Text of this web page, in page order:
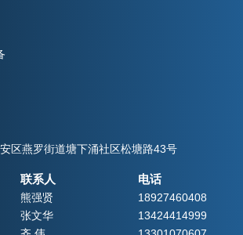
区燕罗街道塘下涌社区松塘路43号
联系人
熊强贤
张文华
电话
18927460408
13424414999